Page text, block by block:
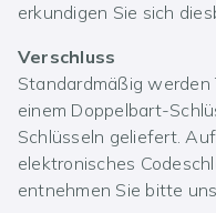
erkundigen Sie sich
Verschluss
Standardmäßig werden
einem Doppelbart-
Schlüsseln geliefert.
elektronisches
entnehmen Sie bitte